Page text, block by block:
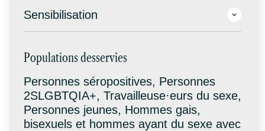
Sensibilisation
Populations desservies
Personnes séropositives, Personnes
2SLGBTQIA+, Travailleuse·eurs du sexe,
Personnes jeunes, Hommes gais,
bisexuels et hommes ayant du sexe avec